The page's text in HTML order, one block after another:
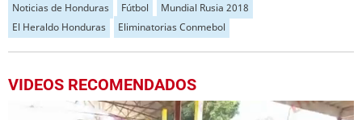
Noticias de Honduras Fútbol
Mundial Rusia 2018
El Heraldo Honduras
Eliminatorias Conmebol
VIDEOS RECOMENDADOS